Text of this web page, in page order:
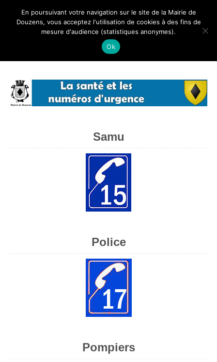
Mairie de Douzens
INFOS LOCALES
INFOS ADMINISTRATIVES
NOTRE HISTOIRE
Mairie de Douzens / Santé
Samu
Police
Pompiers
En poursuivant votre navigation sur le site de la Mairie de
Douzens, vous acceptez l'utilisation de cookies à des fins de
mesure d'audience (statistiques anonymes).
Ok